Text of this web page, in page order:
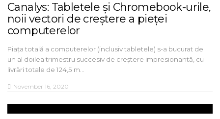
Canalys: Tabletele și Chromebook-urile,
noii vectori de creștere a pieței
computerelor
Piața totală a computerelor (inclusiv tabletele) s-a bucurat de
un al doilea trimestru succesiv de creștere impresionantă, cu
livrări totale de 124,5 m…
November 16, 2020